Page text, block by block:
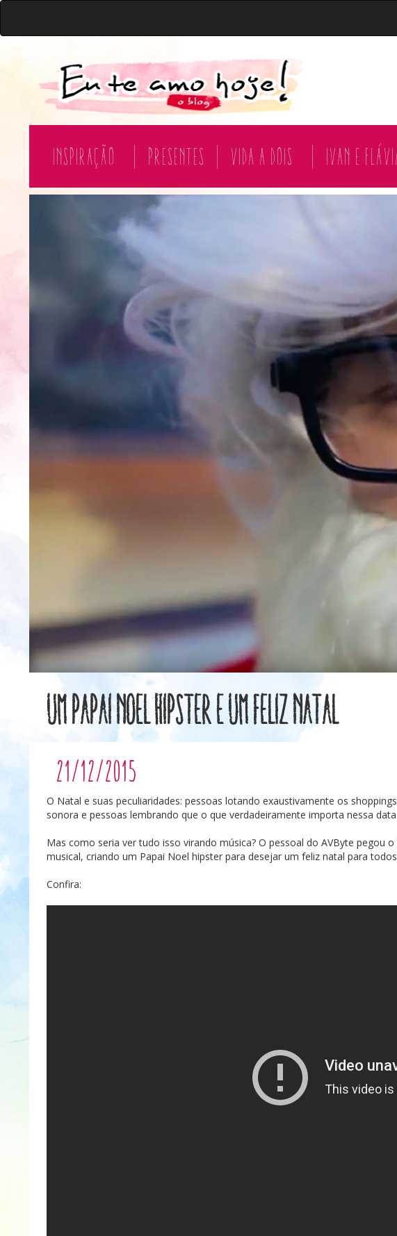
Inspiração | Presentes | Vida a Dois | Ivan e
Um Papai Noel hipster e um Feliz Natal
21/12/2015
O Natal e suas peculiaridades: pessoas lotando exaustivamente os
sonora e pessoas lembrando que o que verdadeiramente importa nessa
Mas como seria ver tudo isso virando música? O pessoal do AVByte pegou
musical, criando um Papai Noel hipster para desejar um feliz natal para
Confira: